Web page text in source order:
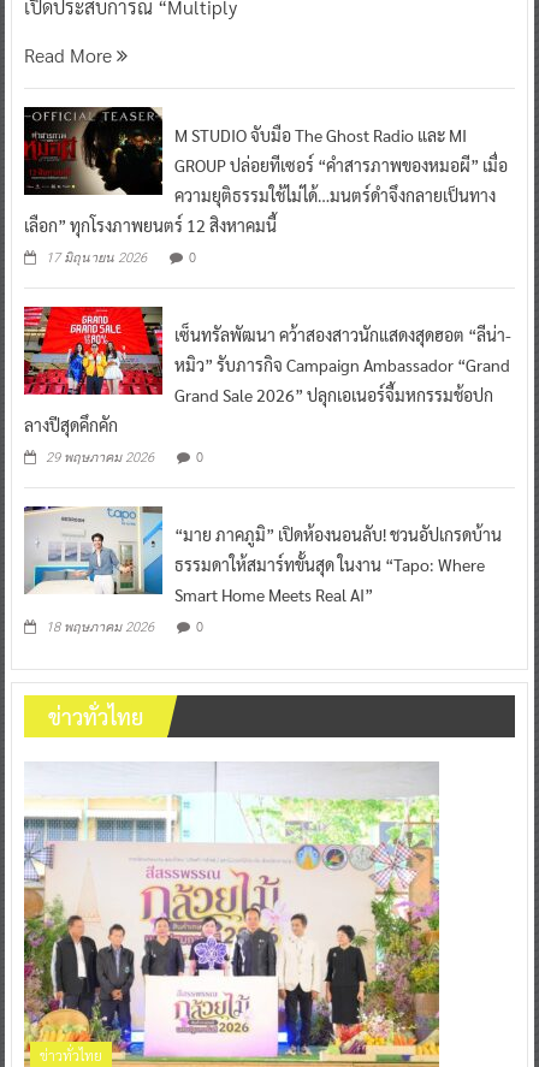
เปิดประสบการณ์ “Multiply
Read More
M STUDIO จับมือ The Ghost Radio และ MI
GROUP ปล่อยทีเซอร์ “คำสารภาพของหมอผี” เมื่อ
ความยุติธรรมใช้ไม่ได้…มนตร์ดำจึงกลายเป็นทาง
เลือก” ทุกโรงภาพยนตร์ 12 สิงหาคมนี้
17 มิถุนายน 2026 0
เซ็นทรัลพัฒนา คว้าสองสาวนักแสดงสุดฮอต “ลีน่า-
หมิว” รับภารกิจ Campaign Ambassador “Grand
Grand Sale 2026” ปลุกเอเนอร์จี้มหกรรมช้อปก
ลางปีสุดคึกคัก
29 พฤษภาคม 2026 0
“มาย ภาคภูมิ” เปิดห้องนอนลับ! ชวนอัปเกรดบ้าน
ธรรมดาให้สมาร์ทขั้นสุด ในงาน “Tapo: Where
Smart Home Meets Real AI”
18 พฤษภาคม 2026 0
ข่าวทั่วไทย
ข่าวทั่วไทย